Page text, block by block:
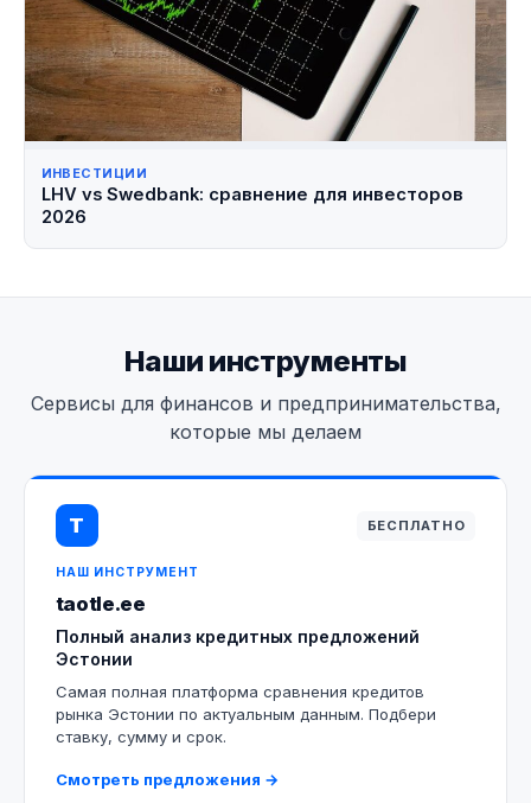
ИНВЕСТИЦИИ
LHV vs Swedbank: сравнение для инвесторов
2026
Наши инструменты
Сервисы для финансов и предпринимательства,
которые мы делаем
T БЕСПЛАТНО
НАШ ИНСТРУМЕНТ
taotle.ee
Полный анализ кредитных предложений
Эстонии
Самая полная платформа сравнения кредитов
рынка Эстонии по актуальным данным. Подбери
ставку, сумму и срок.
Смотреть предложения →